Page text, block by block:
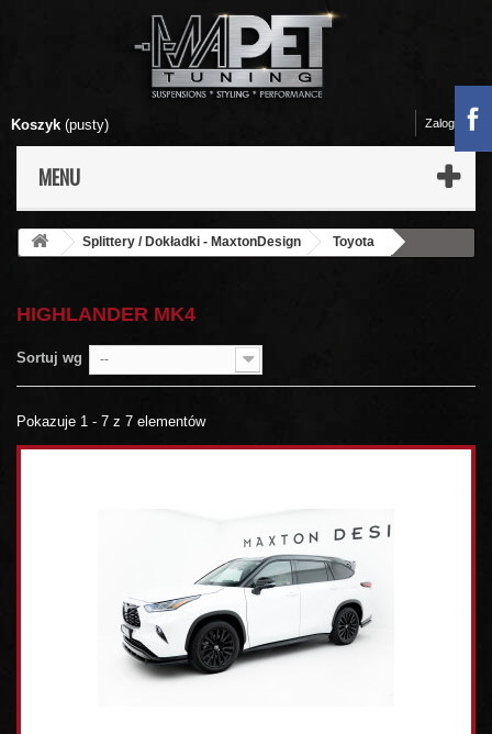
Koszyk (pusty)
MENU
Zaloguj się
Splittery / Dokładki - MaxtonDesign
Toyota
HIGHLANDER MK4
Sortuj wg --
Pokazuje 1 - 7 z 7 elementów